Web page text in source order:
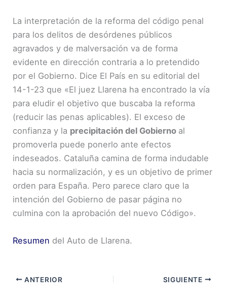
La interpretación de la reforma del código penal
para los delitos de desórdenes públicos
agravados y de malversación va de forma
evidente en dirección contraria a lo pretendido
por el Gobierno. Dice El País en su editorial del
14-1-23 que «El juez Llarena ha encontrado la vía
para eludir el objetivo que buscaba la reforma
(reducir las penas aplicables). El exceso de
confianza y la precipitación del Gobierno al
promoverla puede ponerlo ante efectos
indeseados. Cataluña camina de forma indudable
hacia su normalización, y es un objetivo de primer
orden para España. Pero parece claro que la
intención del Gobierno de pasar página no
culmina con la aprobación del nuevo Código».
Resumen del Auto de Llarena.
ANTERIOR SIGUIENTE